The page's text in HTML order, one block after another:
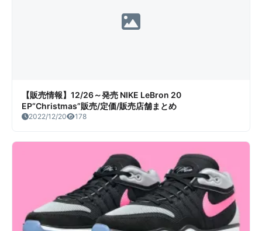
【販売情報】12/26～発売 NIKE LeBron 20
EP“Christmas”販売/定価/販売店舗まとめ
2022/12/20 178